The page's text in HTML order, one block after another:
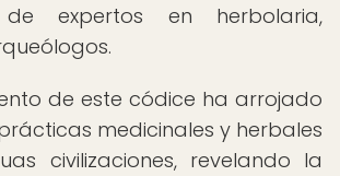
expertos en herbolaria,
de este códice ha arrojado
medicinales y herbales
civilizaciones, revelando la